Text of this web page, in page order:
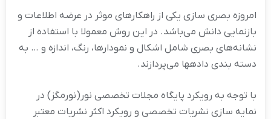
امروزه بصری سازی یکی از راهکار‌های موثر در عرضه اطلاعات و
بازنمایی دانش می‌باشد. در این روش معمولا با استفاده از
نشانه‌های بصری شامل اشکال و نمودارها، رنگ، اندازه و … به
دسته بندی داده‎ها می‌پردازند.
با توجه به رویکرد پایگاه مجلات تخصصی نور(نورمگز) در
نمایه سازی نشریات تخصصی و رویکرد اکثر نشریات معتبر